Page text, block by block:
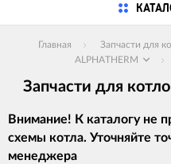
Главная
Запчасти для
ALPHATHERM
Запчасти для
Внимание! К каталогу не
схемы котла. Уточняйте
менеджера